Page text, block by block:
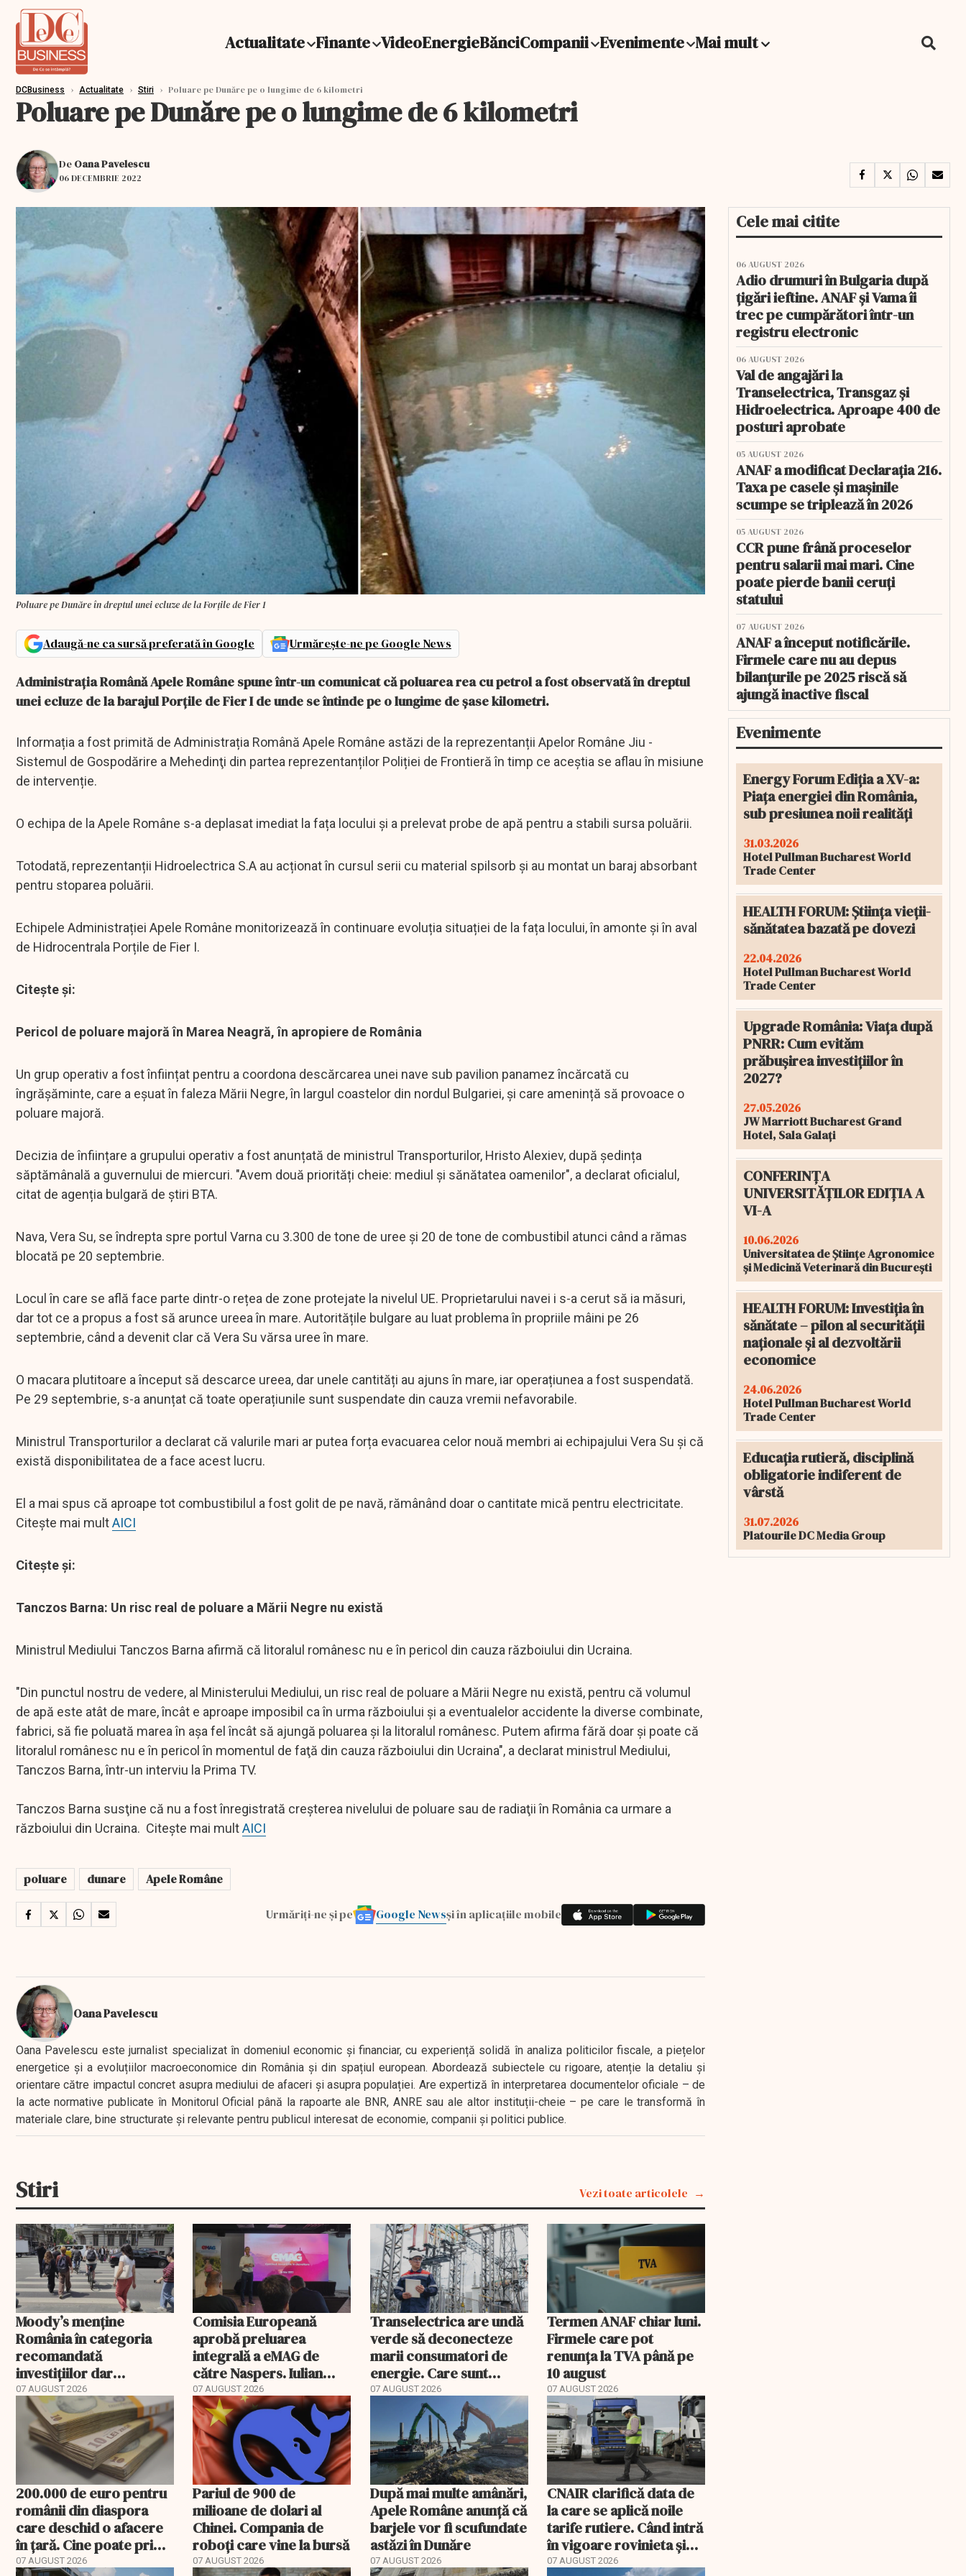
Actualitate Finante VideoEnergieBănciCompanii Evenimente Mai mult
DCBusiness › Actualitate › Stiri › Poluare pe Dunăre pe o lungime de 6 kilometri
Poluare pe Dunăre pe o lungime de 6 kilometri
De Oana Pavelescu
06 DECEMBRIE 2022
Poluare pe Dunăre în dreptul unei ecluze de la Forțile de Fier 1
Adaugă-ne ca sursă preferată în Google Urmărește-ne pe Google News
Administrația Română Apele Române spune într-un comunicat că poluarea rea cu petrol a fost observată în dreptul
unei ecluze de la barajul Porțile de Fier I de unde se întinde pe o lungime de șase kilometri.
Informația a fost primită de Administrația Română Apele Române astăzi de la reprezentanții Apelor Române Jiu -
Sistemul de Gospodărire a Mehedinţi din partea reprezentanților Poliției de Frontieră în timp ce aceștia se aflau în misiune
de intervenție.
O echipa de la Apele Române s-a deplasat imediat la fața locului și a prelevat probe de apă pentru a stabili sursa poluării.
Totodată, reprezentanții Hidroelectrica S.A au acționat în cursul serii cu material spilsorb și au montat un baraj absorbant
pentru stoparea poluării.
Echipele Administrației Apele Române monitorizează în continuare evoluția situației de la fața locului, în amonte și în aval
de Hidrocentrala Porțile de Fier I.
Citește și:
Pericol de poluare majoră în Marea Neagră, în apropiere de România
Un grup operativ a fost înființat pentru a coordona descărcarea unei nave sub pavilion panamez încărcată cu
îngrășăminte, care a eșuat în faleza Mării Negre, în largul coastelor din nordul Bulgariei, și care amenință să provoace o
poluare majoră.
Decizia de înființare a grupului operativ a fost anunțată de ministrul Transporturilor, Hristo Alexiev, după ședința
săptămânală a guvernului de miercuri. "Avem două priorități cheie: mediul și sănătatea oamenilor", a declarat oficialul,
citat de agenția bulgară de știri BTA.
Nava, Vera Su, se îndrepta spre portul Varna cu 3.300 de tone de uree și 20 de tone de combustibil atunci când a rămas
blocată pe 20 septembrie.
Locul în care se află face parte dintr-o rețea de zone protejate la nivelul UE. Proprietarului navei i s-a cerut să ia măsuri,
dar tot ce a propus a fost să arunce ureea în mare. Autoritățile bulgare au luat problema în propriile mâini pe 26
septembrie, când a devenit clar că Vera Su vărsa uree în mare.
O macara plutitoare a început să descarce ureea, dar unele cantități au ajuns în mare, iar operațiunea a fost suspendată.
Pe 29 septembrie, s-a anunțat că toate operațiunile sunt suspendate din cauza vremii nefavorabile.
Ministrul Transporturilor a declarat că valurile mari ar putea forța evacuarea celor nouă membri ai echipajului Vera Su și că
există disponibilitatea de a face acest lucru.
El a mai spus că aproape tot combustibilul a fost golit de pe navă, rămânând doar o cantitate mică pentru electricitate.
Citește mai multAICI
Citește și:
Tanczos Barna: Un risc real de poluare a Mării Negre nu există
Ministrul Mediului Tanczos Barna afirmă că litoralul românesc nu e în pericol din cauza războiului din Ucraina.
"Din punctul nostru de vedere, al Ministerului Mediului, un risc real de poluare a Mării Negre nu există, pentru că volumul
de apă este atât de mare, încât e aproape imposibil ca în urma războiului şi a eventualelor accidente la diverse combinate,
fabrici, să fie poluată marea în aşa fel încât să ajungă poluarea şi la litoralul românesc. Putem afirma fără doar şi poate că
litoralul românesc nu e în pericol în momentul de faţă din cauza războiului din Ucraina", a declarat ministrul Mediului,
Tanczos Barna, într-un interviu la Prima TV.
Tanczos Barna susţine că nu a fost înregistrată creşterea nivelului de poluare sau de radiaţii în România ca urmare a
războiului din Ucraina. Citește mai multAICI
poluare dunare Apele Române
Urmăriți-ne și pe Google Newsși în aplicațiile mobile
Oana Pavelescu
Oana Pavelescu este jurnalist specializat în domeniul economic și financiar, cu experiență solidă în analiza politicilor fiscale, a piețelor
energetice și a evoluțiilor macroeconomice din România și din spațiul european. Abordează subiectele cu rigoare, atenție la detaliu și
orientare către impactul concret asupra mediului de afaceri și asupra populației. Are expertiză în interpretarea documentelor oficiale – de
la acte normative publicate în Monitorul Oficial până la rapoarte ale BNR, ANRE sau ale altor instituții-cheie – pe care le transformă în
materiale clare, bine structurate și relevante pentru publicul interesat de economie, companii și politici publice.
Stiri Vezi toate articolele
Moody’s menține
România în categoria
recomandată
investițiilor dar
transmite un
avertisment
07 AUGUST 2026
Comisia Europeană
aprobă preluarea
integrală a eMAG de
către Naspers. Iulian
Stanciu iese din
acționariat
07 AUGUST 2026
Transelectrica are undă
verde să deconecteze
marii consumatori de
energie. Care sunt
condițiile
07 AUGUST 2026
Termen ANAF chiar luni.
Firmele care pot
renunța la TVA până pe
10 august
07 AUGUST 2026
200.000 de euro pentru
românii din diaspora
care deschid o afacere
în țară. Cine poate primi
banii și ce trebuie
07 AUGUST 2026
Pariul de 900 de
milioane de dolari al
Chinei. Compania de
roboți care vine la bursă
07 AUGUST 2026
După mai multe amânări,
Apele Române anunță că
barjele vor fi scufundate
astăzi în Dunăre
07 AUGUST 2026
CNAIR clarifică data de
la care se aplică noile
tarife rutiere. Când intră
în vigoare rovinieta și
TollRo
07 AUGUST 2026
Cele mai citite
06 AUGUST 2026
Adio drumuri în Bulgaria după
țigări ieftine. ANAF și Vama îi
trec pe cumpărători într-un
registru electronic
06 AUGUST 2026
Val de angajări la
Transelectrica, Transgaz și
Hidroelectrica. Aproape 400 de
posturi aprobate
05 AUGUST 2026
ANAF a modificat Declarația 216.
Taxa pe casele și mașinile
scumpe se triplează în 2026
05 AUGUST 2026
CCR pune frână proceselor
pentru salarii mai mari. Cine
poate pierde banii ceruți
statului
07 AUGUST 2026
ANAF a început notificările.
Firmele care nu au depus
bilanțurile pe 2025 riscă să
ajungă inactive fiscal
Evenimente
Energy Forum Ediția a XV-a:
Piața energiei din România,
sub presiunea noii realități
31.03.2026
Hotel Pullman Bucharest World
Trade Center
HEALTH FORUM: Știința vieții-
sănătatea bazată pe dovezi
22.04.2026
Hotel Pullman Bucharest World
Trade Center
Upgrade România: Viața după
PNRR: Cum evităm
prăbușirea investițiilor în
2027?
27.05.2026
JW Marriott Bucharest Grand
Hotel, Sala Galați
CONFERINȚA
UNIVERSITĂȚILOR EDIȚIA A
VI-A
10.06.2026
Universitatea de Științe Agronomice
și Medicină Veterinară din București
HEALTH FORUM: Investiția în
sănătate – pilon al securității
naționale și al dezvoltării
economice
24.06.2026
Hotel Pullman Bucharest World
Trade Center
Educația rutieră, disciplină
obligatorie indiferent de
vârstă
31.07.2026
Platourile DC Media Group